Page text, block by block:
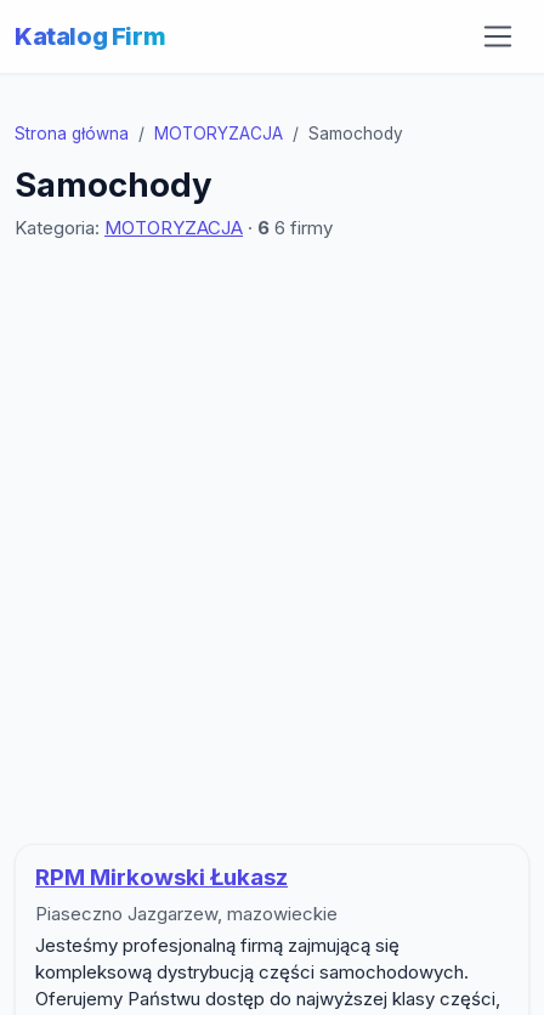
Katalog Firm
Strona główna MOTORYZACJA Samochody
Samochody
Kategoria: MOTORYZACJA · 6 6 firmy
RPM Mirkowski Łukasz
Piaseczno Jazgarzew, mazowieckie
Jesteśmy profesjonalną firmą zajmującą się
kompleksową dystrybucją części samochodowych.
Oferujemy Państwu dostęp do najwyższej klasy części,